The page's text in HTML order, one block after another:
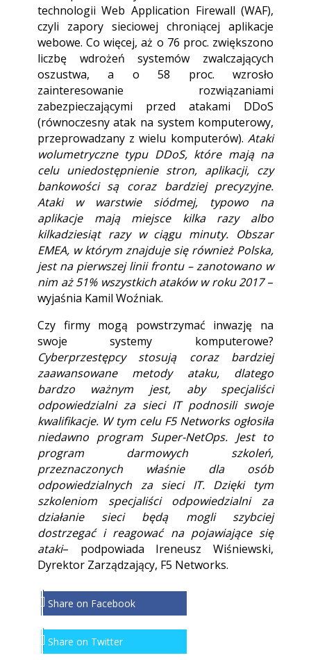
technologii Web Application Firewall (WAF),
czyli zapory sieciowej chroniącej aplikacje
webowe. Co więcej, aż o 76 proc. zwiększono
liczbę wdrożeń systemów zwalczających
oszustwa, a o 58 proc. wzrosło
zainteresowanie rozwiązaniami
zabezpieczającymi przed atakami DDoS
(równoczesny atak na system komputerowy,
przeprowadzany z wielu komputerów).Ataki
wolumetryczne typu DDoS, które mają na
celu uniedostępnienie stron, aplikacji, czy
bankowości są coraz bardziej precyzyjne.
Ataki w warstwie siódmej, typowo na
aplikacje mają miejsce kilka razy albo
kilkadziesiąt razy w ciągu minuty. Obszar
EMEA, w którym znajduje się również Polska,
jest na pierwszej linii frontu – zanotowano w
nim aż 51% wszystkich ataków w roku 2017–
wyjaśnia Kamil Woźniak.
Czy firmy mogą powstrzymać inwazję na
swoje systemy komputerowe?
Cyberprzestępcy stosują coraz bardziej
zaawansowane metody ataku, dlatego
bardzo ważnym jest, aby specjaliści
odpowiedzialni za sieci IT podnosili swoje
kwalifikacje. W tym celu F5 Networks ogłosiła
niedawno program Super-NetOps. Jest to
program darmowych szkoleń,
przeznaczonych właśnie dla osób
odpowiedzialnych za sieci IT. Dzięki tym
szkoleniom specjaliści odpowiedzialni za
działanie sieci będą mogli szybciej
dostrzegać i reagować na pojawiające się
ataki– podpowiada
Ireneusz Wiśniewski,
Dyrektor Zarządzający, F5 Networks.
Share on Facebook
Share on Twitter